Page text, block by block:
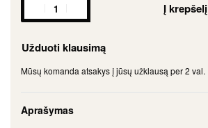
Į krepšelį
Užduoti klausimą
Mūsų komanda atsakys į jūsų užklausą per 2 val.
Aprašymas